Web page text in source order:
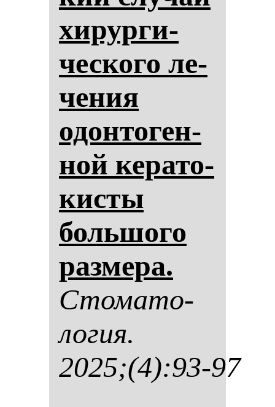
хи­рур­ги­
чес­ко­го ле­
че­ния
одон­то­ген­
ной ке­ра­то­
кис­ты
боль­шо­го
раз­ме­ра.
Сто­ма­то­
ло­гия.
2025;(4):93-97